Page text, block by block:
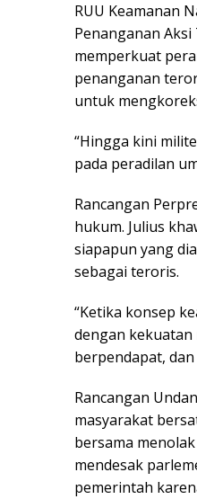
RUU Keamanan
Penanganan
memperkuat
penanganan
untuk
“Hingga kini
pada peradilan
Rancangan
hukum. Julius
siapapun yang
sebagai teroris.
“Ketika konsep
dengan kekuatan
berpendapat,
Rancangan
masyarakat
bersama
mendesak
pemerintah